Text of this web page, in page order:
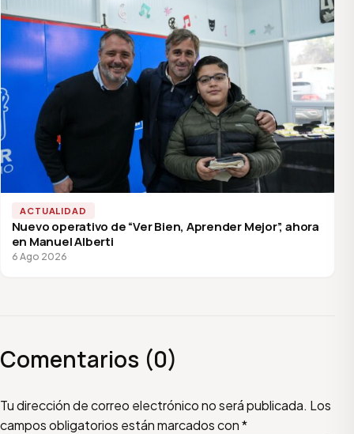
ACTUALIDAD
Nuevo operativo de “Ver Bien, Aprender Mejor”, ahora
en Manuel Alberti
6 Ago 2026
Comentarios (0)
Tu dirección de correo electrónico no será publicada. Los
campos obligatorios están marcados con*
Escribí tu comentario
Nombre
Email